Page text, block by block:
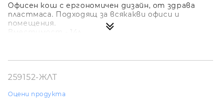
Офисен кош с ергономичен дизайн, от здрава
пластмаса. Подходящ за всякакви офиси и
помещения.
Вместимост - 14л
259152-ЖЛТ
Оцени продукта